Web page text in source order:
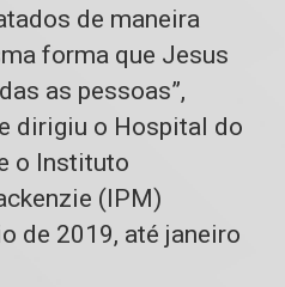
de maneira
forma que Jesus
as pessoas”,
dirigiu o Hospital do
o Instituto
(IPM)
de 2019, até janeiro